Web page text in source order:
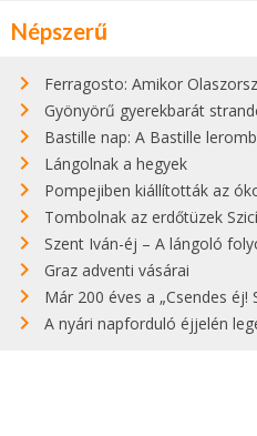
Népszerű
Ferragosto: Amikor
Gyönyörű gyerekbarát strandok
Bastille nap: A Bastille
Lángolnak a hegyek
Pompejiben kiállították az ókori
Tombolnak az erdőtüzek
Szent Iván-éj – A lángoló
Graz adventi vásárai
Már 200 éves a „Csendes éj!
A nyári napforduló éjjelén legendás